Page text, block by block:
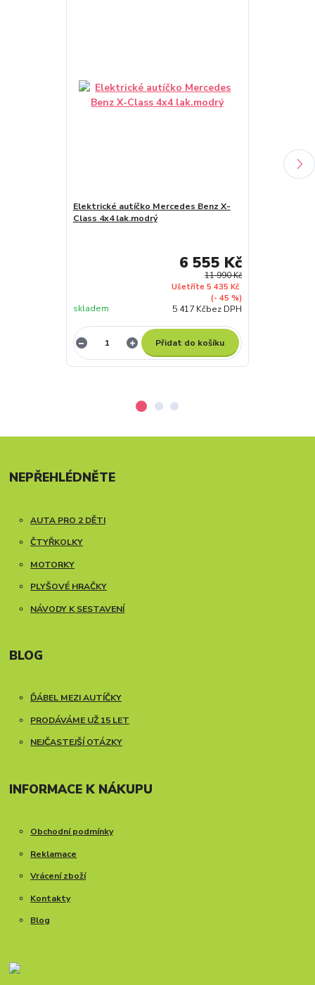
Elektrické autíčko Mercedes Benz X-
Class 4x4 lak.modrý
11 990 Kč
Ušetříte 5 435 Kč
(- 45 %)
6 555 Kč
5 417 Kčbez DPH
skladem
Přidat do košíku
NEPŘEHLÉDNĚTE
AUTA PRO 2 DĚTI
ČTYŘKOLKY
MOTORKY
PLYŠOVÉ HRAČKY
NÁVODY K SESTAVENÍ
BLOG
ĎÁBEL MEZI AUTÍČKY
PRODÁVÁME UŽ 15 LET
NEJČASTEJŠÍ OTÁZKY
INFORMACE K NÁKUPU
Obchodní podmínky
Reklamace
Vrácení zboží
Kontakty
Blog